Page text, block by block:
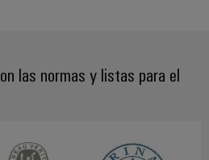
las normas y listas para el